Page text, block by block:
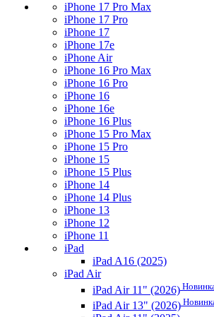
iPhone 17 Pro Max
iPhone 17 Pro
iPhone 17
iPhone 17e
iPhone Air
iPhone 16 Pro Max
iPhone 16 Pro
iPhone 16
iPhone 16e
iPhone 16 Plus
iPhone 15 Pro Max
iPhone 15 Pro
iPhone 15
iPhone 15 Plus
iPhone 14
iPhone 14 Plus
iPhone 13
iPhone 12
iPhone 11
iPad
iPad A16 (2025)
iPad Air
iPad Air 11" (2026)
iPad Air 13" (2026)